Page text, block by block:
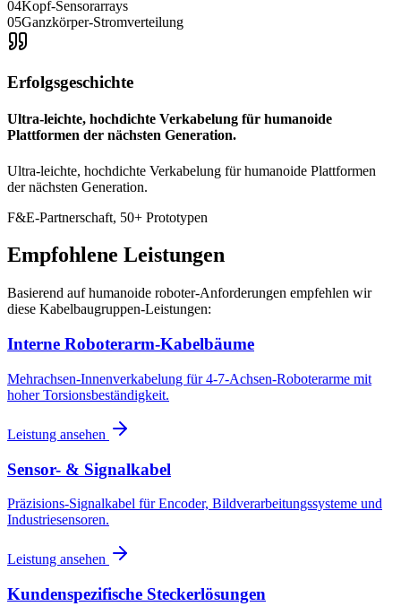
04Kopf-Sensorarrays
05Ganzkörper-Stromverteilung
Erfolgsgeschichte
Ultra-leichte, hochdichte Verkabelung für humanoide
Plattformen der nächsten Generation.
Ultra-leichte, hochdichte Verkabelung für humanoide Plattformen
der nächsten Generation.
F&E-Partnerschaft, 50+ Prototypen
Empfohlene Leistungen
Basierend auf humanoide roboter-Anforderungen empfehlen wir
diese Kabelbaugruppen-Leistungen:
Interne Roboterarm-Kabelbäume
Mehrachsen-Innenverkabelung für 4-7-Achsen-Roboterarme mit
hoher Torsionsbeständigkeit.
Leistung ansehen
Sensor- & Signalkabel
Präzisions-Signalkabel für Encoder, Bildverarbeitungssysteme und
Industriesensoren.
Leistung ansehen
Kundenspezifische Steckerlösungen